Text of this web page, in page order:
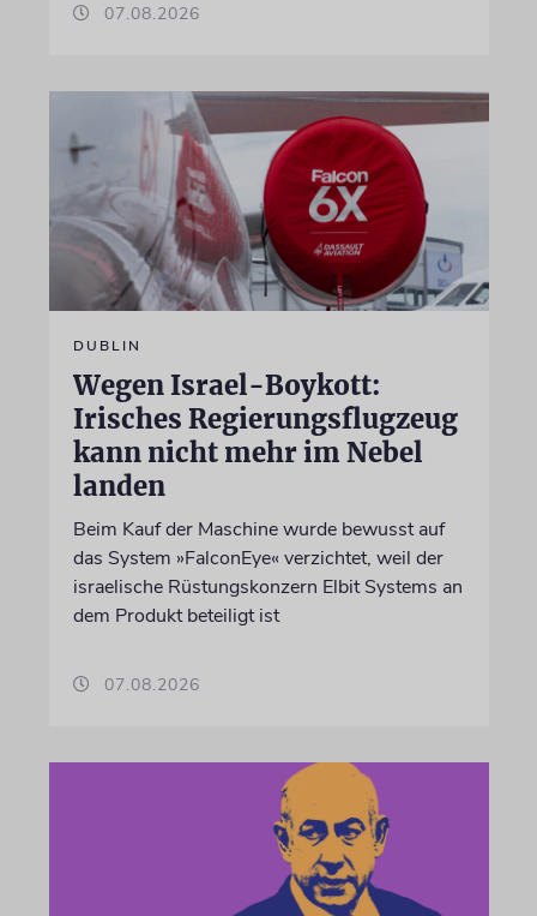
07.08.2026
DUBLIN
Wegen Israel-Boykott:
Irisches Regierungsflugzeug
kann nicht mehr im Nebel
landen
Beim Kauf der Maschine wurde bewusst auf
das System »FalconEye« verzichtet, weil der
israelische Rüstungskonzern Elbit Systems an
dem Produkt beteiligt ist
07.08.2026